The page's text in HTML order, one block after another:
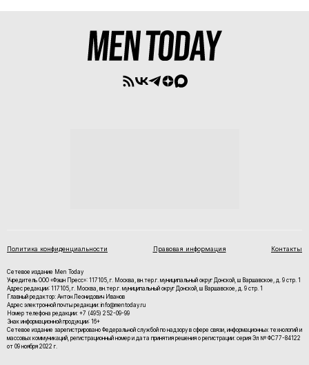
Политика конфиденциальности Правовая информация Контакты
Сетевое издание Men Today
Учредитель ООО «Фэшн Пресс»: 117105, г. Москва, вн.тер.г. муниципальный округ Донской, ш Варшавское, д. 9 стр. 1
Адрес редакции: 117105, г. Москва, вн.тер.г. муниципальный округ Донской, ш Варшавское, д. 9 стр. 1
Главный редактор: Антон Леонидович Иванов
Адрес электронной почты редакции: info@mentoday.ru
Номер телефона редакции: +7 (495) 252-09-99
Знак информационной продукции: 16+
Cетевое издание зарегистрировано Федеральной службой по надзору в сфере связи, информационных технологий и
массовых коммуникаций, регистрационный номер и дата принятия решения о регистрации: серия Эл № ФС77-84122
от 09 ноября 2022 г.